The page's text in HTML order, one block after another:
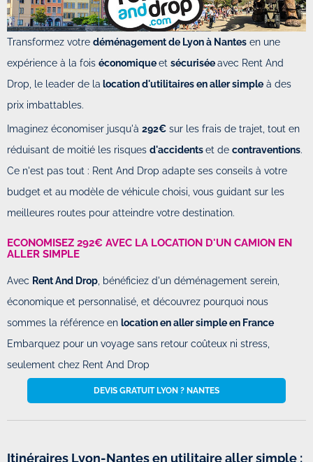
Transformez votre déménagement de Lyon à Nantes en une
expérience à la fois économiqueet sécuriséeavec Rent And
Drop, le leader de la location d'utilitaires en aller simple à des
prix imbattables.
Imaginez économiser jusqu'à 292€ sur les frais de trajet, tout en
réduisant de moitié les risques d'accidentset de contraventions.
Ce n'est pas tout : Rent And Drop adapte ses conseils à votre
budget et au modèle de véhicule choisi, vous guidant sur les
meilleures routes pour atteindre votre destination.
ECONOMISEZ 292€ AVEC LA LOCATION D'UN CAMION EN
ALLER SIMPLE
Avec Rent And Drop , bénéficiez d'un déménagement serein,
économique et personnalisé, et découvrez pourquoi nous
sommes la référence en location en aller simple en France
Embarquez pour un voyage sans retour coûteux ni stress,
seulement chez Rent And Drop
DEVIS GRATUIT LYON ? NANTES
Itinéraires Lyon-Nantes en utilitaire aller simple :